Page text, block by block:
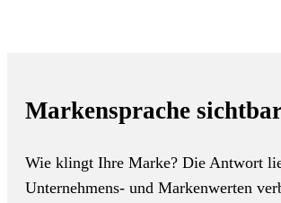
Markensprache
Wie klingt Ihre Marke? Die Antwort
Unternehmens- und Markenwerten